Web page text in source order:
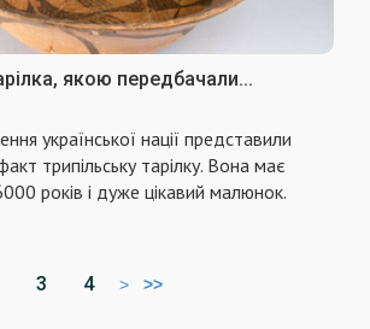
якою передбачали...
української нації представили
трипільську тарілку. Вона має
років і дуже цікавий малюнок.
3 4 > >>